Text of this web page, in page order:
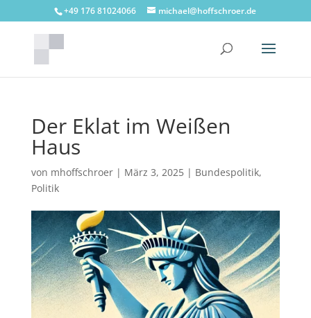
+49 176 81024066 michael@hoffschroer.de
Der Eklat im Weißen
Haus
von mhoffschroer| März 3, 2025| Bundespolitik,
Politik